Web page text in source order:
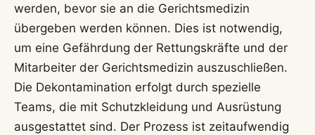
werden, bevor sie an die Gerichtsmedizin
übergeben werden können. Dies ist notwendig,
um eine Gefährdung der Rettungskräfte und der
Mitarbeiter der Gerichtsmedizin auszuschließen.
Die Dekontamination erfolgt durch spezielle
Teams, die mit Schutzkleidung und Ausrüstung
ausgestattet sind. Der Prozess ist zeitaufwendig